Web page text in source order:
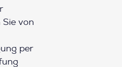
von
per